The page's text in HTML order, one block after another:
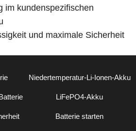
im kundenspezifischen
und maximale Sicherheit
Niedertemperatur-Li-Ionen-Akku
LiFePO4-Akku
Batterie starten